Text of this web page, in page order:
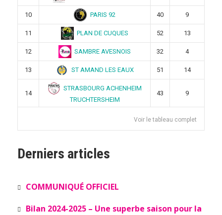
10 PARIS 92 40 9
11 PLAN DE CUQUES 52 13
12 SAMBRE AVESNOIS 32 4
13 ST AMAND LES EAUX 51 14
14
STRASBOURG ACHENHEIM
TRUCHTERSHEIM
43 9
Voir le tableau complet
Derniers articles
COMMUNIQUÉ OFFICIEL
Bilan 2024-2025 – Une superbe saison pour la